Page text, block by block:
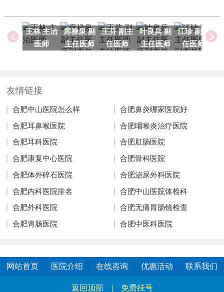
王林 主治
医师
席禄泉 副
主任医师
王芬 副主
任医师
叶良兵 副
主任医师
江珍 副主
任医师
友情链接
合肥中山医院怎么样 合肥鼻炎哪家医院好
合肥耳鼻喉医院 合肥咽喉炎治疗医院
合肥耳科医院 合肥肛肠医院
合肥康复中心医院 合肥骨科医院
合肥体外碎石医院 合肥泌尿外科医院
合肥内科医院排名 合肥中山医院体检科
合肥外科医院 合肥无痛胃肠镜检查
合肥胃肠医院 合肥中医科医院
网站首页 医院介绍 在线咨询 优惠活动 联系我们
返回顶部 | 免费挂号